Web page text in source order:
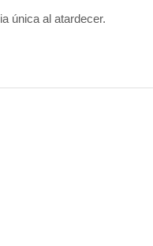
única al atardecer.